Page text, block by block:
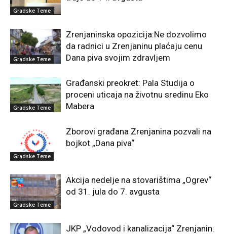
Gradske Teme
Gradske Teme
Zrenjaninska opozicija:Ne dozvolimo
da radnici u Zrenjaninu plaćaju cenu
Dana piva svojim zdravljem
Gradske Teme
Građanski preokret: Pala Studija o
proceni uticaja na životnu sredinu Eko
Mabera
Gradske Teme
Zborovi građana Zrenjanina pozvali na
bojkot „Dana piva“
Gradske Teme
Akcija nedelje na stovarištima „Ogrev“
od 31. jula do 7. avgusta
JKP „Vodovod i kanalizacija“ Zrenjanin: